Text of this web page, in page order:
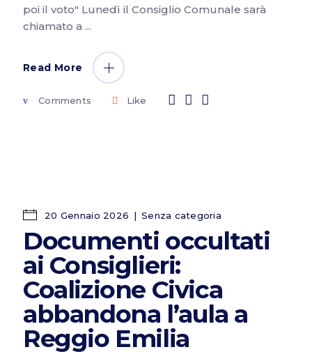
poi il voto" Lunedì il Consiglio Comunale sarà
chiamato a
Read More
Comments Like
20 Gennaio 2026 Senza categoria
Documenti occultati
ai Consiglieri:
Coalizione Civica
abbandona l’aula a
Reggio Emilia